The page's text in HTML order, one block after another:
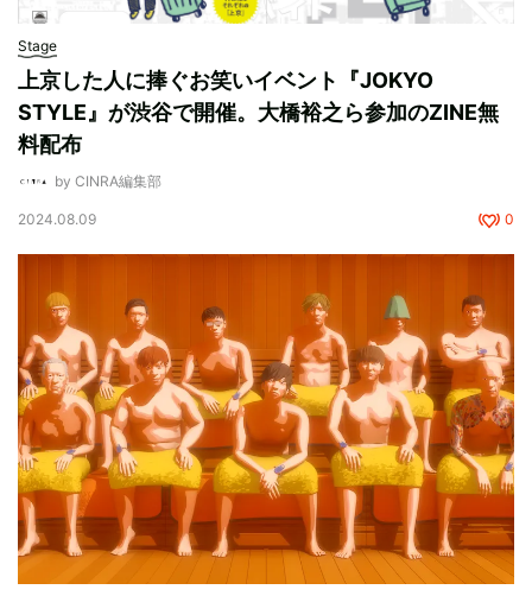
Stage
上京した人に捧ぐお笑いイベント『JOKYO
STYLE』が渋谷で開催。大橋裕之ら参加のZINE無
料配布
by CINRA編集部
2024.08.09 0